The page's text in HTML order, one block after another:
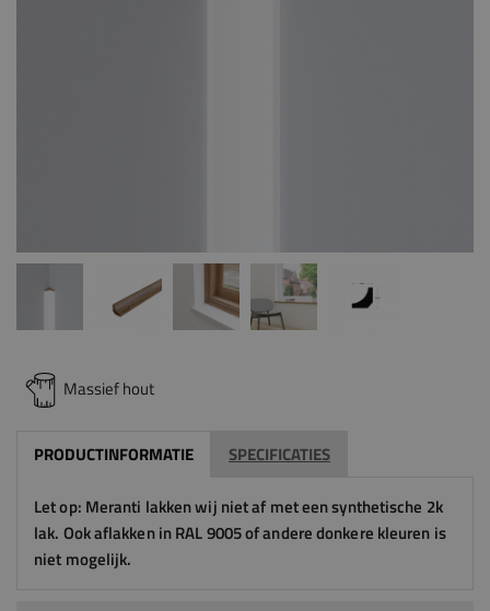
Massief hout
PRODUCTINFORMATIE SPECIFICATIES
Let op: Meranti lakken wij niet af met een synthetische 2k
lak. Ook aflakken in RAL 9005 of andere donkere kleuren is
niet mogelijk.